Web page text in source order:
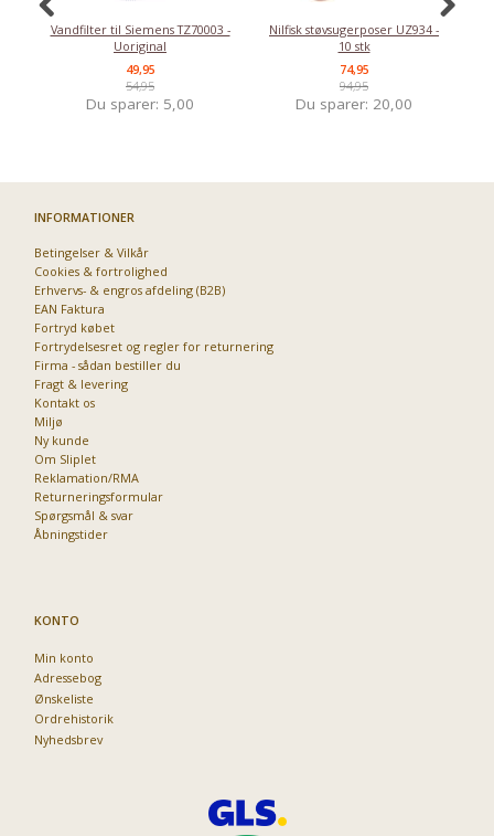
Vandfilter til Siemens TZ70003 -
Uoriginal
49,95
54,95
Du sparer: 5,00
Nilfisk støvsugerposer UZ934 -
10 stk
74,95
94,95
Du sparer: 20,00
INFORMATIONER
Betingelser & Vilkår
Cookies & fortrolighed
Erhvervs- & engros afdeling (B2B)
EAN Faktura
Fortryd købet
Fortrydelsesret og regler for returnering
Firma - sådan bestiller du
Fragt & levering
Kontakt os
Miljø
Ny kunde
Om Sliplet
Reklamation/RMA
Returneringsformular
Spørgsmål & svar
Åbningstider
KONTO
Min konto
Adressebog
Ønskeliste
Ordrehistorik
Nyhedsbrev